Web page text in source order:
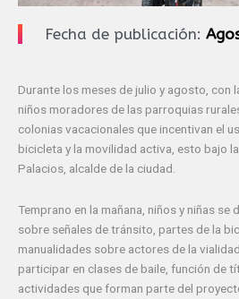
Fecha de publicación:
Durante los meses de julio y agosto, con
niños moradores de las parroquias
colonias vacacionales que incentivan el
bicicleta y la movilidad activa, esto bajo
Palacios, alcalde de la ciudad.
Temprano en la mañana, niños y niñas se
sobre señales de tránsito, partes de la
manualidades sobre actores de la
participar en clases de baile, función de
actividades que forman parte del